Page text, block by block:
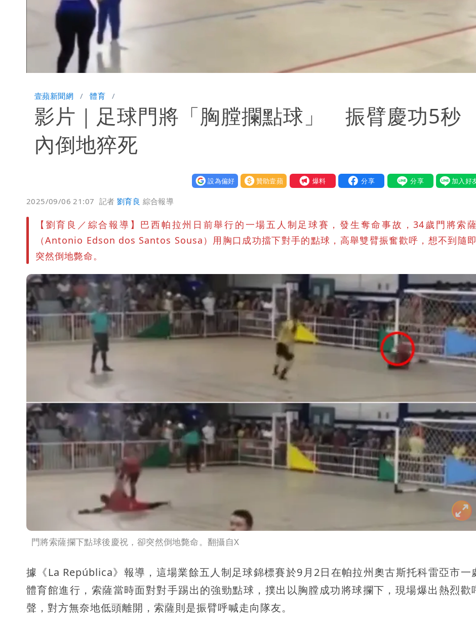
Unmute
100.00%
壹蘋新聞網 體育
影片｜足球門將「胸膛攔點球」 振臂慶功5秒
內倒地猝死
設為偏好 贊助壹蘋 我要爆料
2025/09/06 21:07 記者劉育良 綜合報導
【劉育良／綜合報導】巴西帕拉州日前舉行的一場五人制足球賽，發生奪命事故，34歲門將索薩
（Antonio Edson dos Santos Sousa）用胸口成功擋下對手的點球，高舉雙臂振奮歡呼，想不到隨即
突然倒地斃命。
門將索薩攔下點球後慶祝，卻突然倒地斃命。翻攝自X
據《La República》報導，這場業餘五人制足球錦標賽於9月2日在帕拉州奧古斯托科雷亞市一
體育館進行，索薩當時面對對手踢出的強勁點球，撲出以胸膛成功將球攔下，現場爆出熱烈歡
聲，對方無奈地低頭離開，索薩則是振臂呼喊走向隊友。